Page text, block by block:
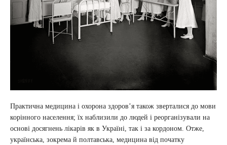
Практична медицина і охорона здоров’я також зверталися до мови
корінного населення; їх наблизили до людей і реорганізували на
основі досягнень лікарів як в Україні, так і за кордоном. Отже,
українська, зокрема й полтавська, медицина від початку